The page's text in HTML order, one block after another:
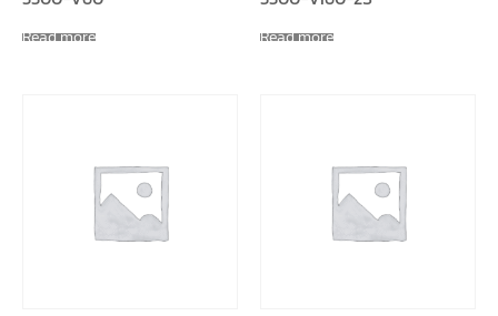
Read more Read more